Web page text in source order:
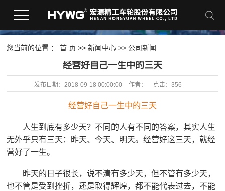
您当前的位置 ：首 页 >>新闻中心 >> 公司新闻
经营好自己一生中的三天
发布日期： 2018-09-18 00:00:00 作者： 点击： 356
经营好自己一生中的三天
人生到底有多少天？不同的人有不同的答案，其实人生
无外乎只有三天：昨天、今天、明天。经营好这三天，就经
营好了一生。
昨天的日子很长，说不清有多少天，但不管有多少天，
也不管是受到挫折，还是取得辉煌，都不能代表过去，不能